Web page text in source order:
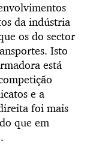
da indústria
os do sector
Isto
está
e a
foi mais
que em